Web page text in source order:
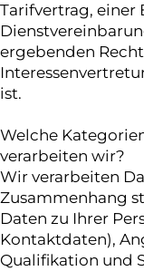
Tarifvertrag, einer
ergebenden
ist.
Welche
verarbeiten wir?
Wir verarbeiten
Zusammenhang
Daten zu Ihrer
Kontaktdaten),
Qualifikation und